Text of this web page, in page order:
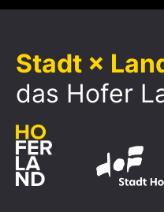
Stadt ×
das Hofer